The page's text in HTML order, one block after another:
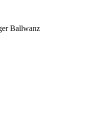
Ballwanz